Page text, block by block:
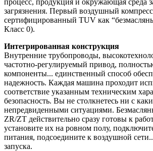
загрязнения. Первый воздушный
сертифицированный TUV как
Класс 0).
Интегрированная конструкция
Внутренние трубопроводы,
частотно-регулируемый привод,
компоненты... единственный способ
надежность. Каждая машина проходит
соответствие указанным техническим
безопасность. Вы не столкнетесь ни с
непредвиденными ситуациями.
ZR/ZT действительно сразу готовы к
установите их на ровном полу,
питания, подсоедините к воздушной
запуска.